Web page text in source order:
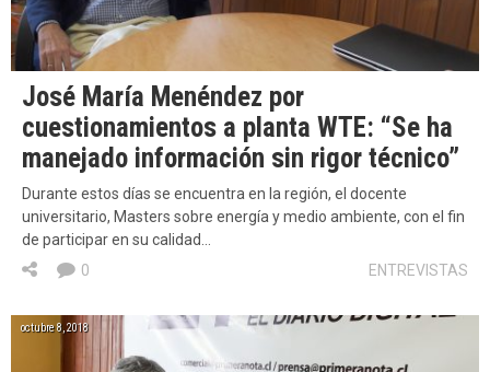
José María Menéndez por
cuestionamientos a planta WTE: “Se ha
manejado información sin rigor técnico”
Durante estos días se encuentra en la región, el docente
universitario, Masters sobre energía y medio ambiente, con el fin
de participar en su calidad…
ENTREVISTAS
0
octubre 8, 2018